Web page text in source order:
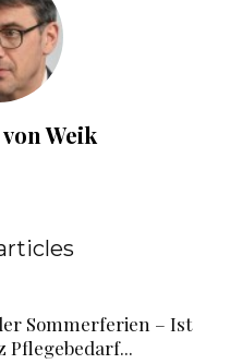
Weik
Sommerferien – Ist
Pflegebedarf...